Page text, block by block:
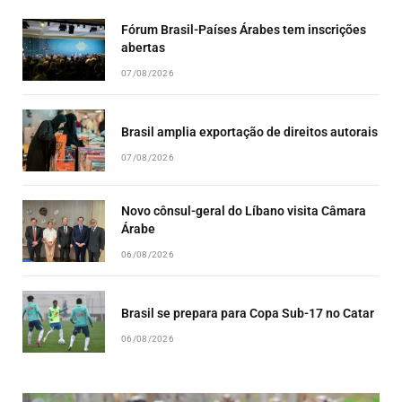
Fórum Brasil-Países Árabes tem inscrições
abertas
07/08/2026
Brasil amplia exportação de direitos autorais
07/08/2026
Novo cônsul-geral do Líbano visita Câmara
Árabe
06/08/2026
Brasil se prepara para Copa Sub-17 no Catar
06/08/2026